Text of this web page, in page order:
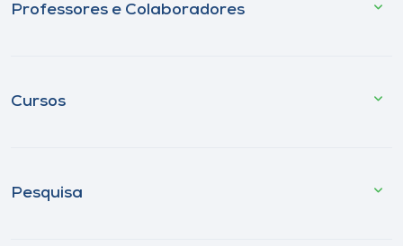
Professores e Colaboradores
Cursos
Pesquisa